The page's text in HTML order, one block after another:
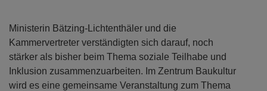
Ministerin Bätzing-Lichtenthäler und die
Kammervertreter verständigten sich darauf, noch
stärker als bisher beim Thema soziale Teilhabe und
Inklusion zusammenzuarbeiten. Im Zentrum Baukultur
wird es eine gemeinsame Veranstaltung zum Thema